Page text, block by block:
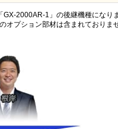
2000AR-1」の後継機種になりま
プション部材は含まれておりませ